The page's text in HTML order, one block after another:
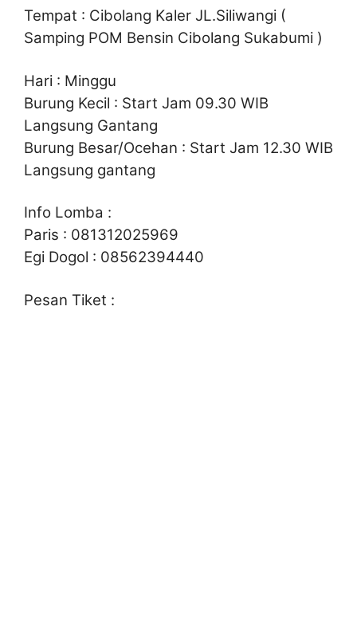
Tempat : Cibolang Kaler JL.Siliwangi (
Samping POM Bensin Cibolang Sukabumi )
Hari : Minggu
Burung Kecil : Start Jam 09.30 WIB
Langsung Gantang
Burung Besar/Ocehan : Start Jam 12.30 WIB
Langsung gantang
Info Lomba :
Paris : 081312025969
Egi Dogol : 08562394440
Pesan Tiket :